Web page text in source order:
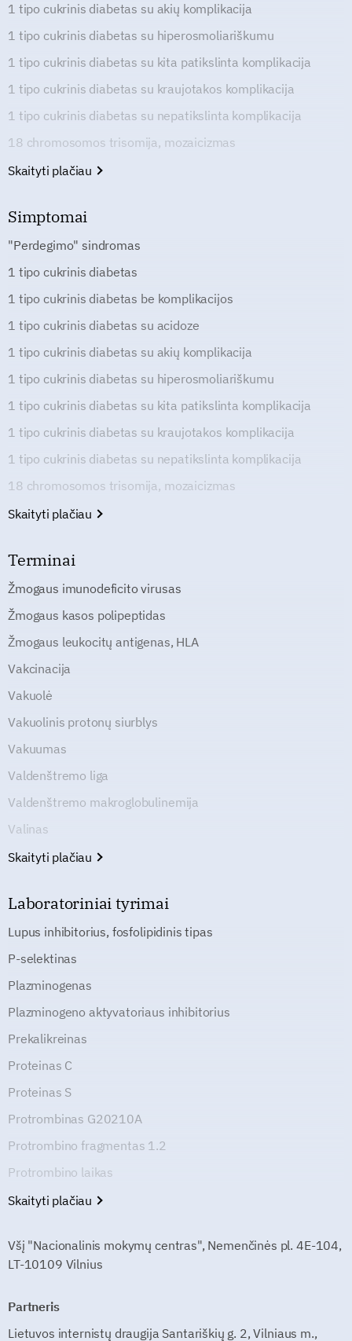
1 tipo cukrinis diabetas su akių komplikacija
1 tipo cukrinis diabetas su hiperosmoliariškumu
1 tipo cukrinis diabetas su kita patikslinta komplikacija
1 tipo cukrinis diabetas su kraujotakos komplikacija
1 tipo cukrinis diabetas su nepatikslinta komplikacija
18 chromosomos trisomija, mozaicizmas
Skaityti plačiau
Simptomai
"Perdegimo" sindromas
1 tipo cukrinis diabetas
1 tipo cukrinis diabetas be komplikacijos
1 tipo cukrinis diabetas su acidoze
1 tipo cukrinis diabetas su akių komplikacija
1 tipo cukrinis diabetas su hiperosmoliariškumu
1 tipo cukrinis diabetas su kita patikslinta komplikacija
1 tipo cukrinis diabetas su kraujotakos komplikacija
1 tipo cukrinis diabetas su nepatikslinta komplikacija
18 chromosomos trisomija, mozaicizmas
Skaityti plačiau
Terminai
Žmogaus imunodeficito virusas
Žmogaus kasos polipeptidas
Žmogaus leukocitų antigenas, HLA
Vakcinacija
Vakuolė
Vakuolinis protonų siurblys
Vakuumas
Valdenštremo liga
Valdenštremo makroglobulinemija
Valinas
Skaityti plačiau
Laboratoriniai tyrimai
Lupus inhibitorius, fosfolipidinis tipas
P-selektinas
Plazminogenas
Plazminogeno aktyvatoriaus inhibitorius
Prekalikreinas
Proteinas C
Proteinas S
Protrombinas G20210A
Protrombino fragmentas 1.2
Protrombino laikas
Skaityti plačiau
Všį "Nacionalinis mokymų centras", Nemenčinės pl. 4E-104,
LT-10109 Vilnius
Partneris
Lietuvos internistų draugija Santariškių g. 2, Vilniaus m.,